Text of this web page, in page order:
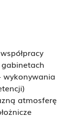
wykonywania
atmosferę